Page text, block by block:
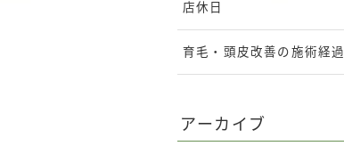
店休日
育毛・頭皮改善の施術経過
アーカイブ